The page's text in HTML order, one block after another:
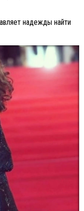
надежды найти